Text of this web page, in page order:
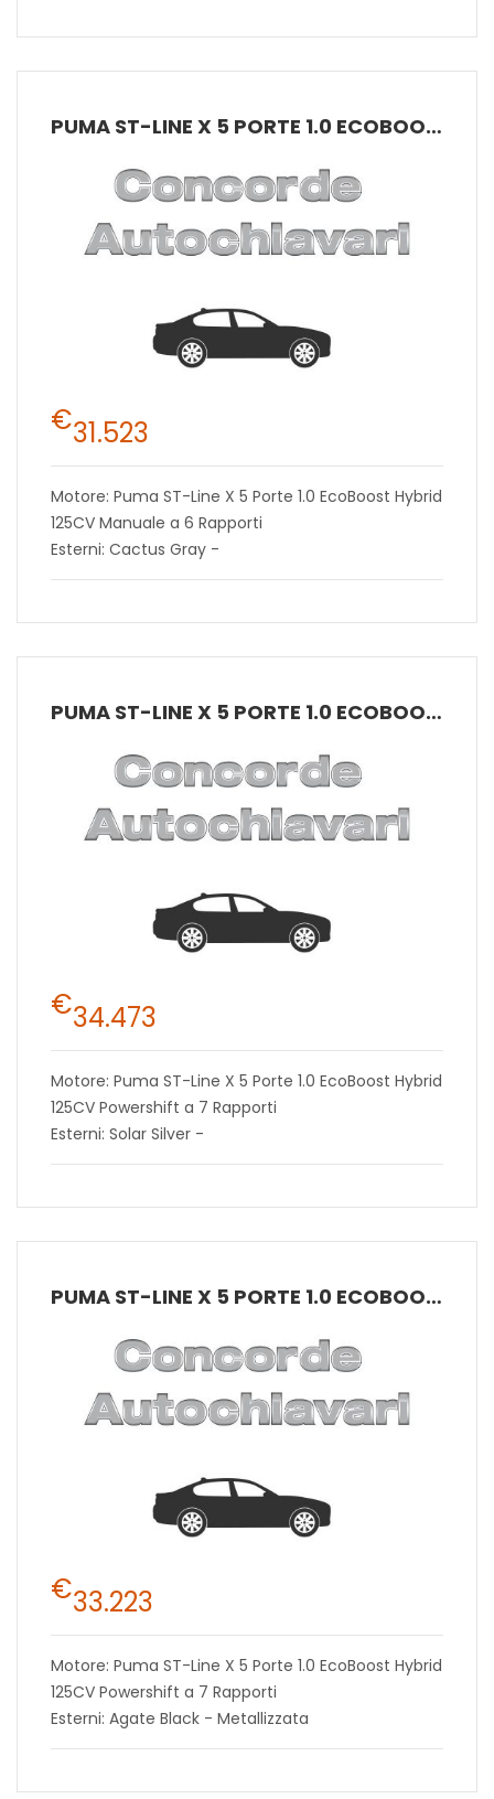
PUMA ST-LINE X 5 PORTE 1.0 ECOBOOST HYBRID 125CV MANUALE A 6 RAPPORTI
€31.523
Motore: Puma ST-Line X 5 Porte 1.0 EcoBoost Hybrid
125CV Manuale a 6 Rapporti
Esterni: Cactus Gray -
PUMA ST-LINE X 5 PORTE 1.0 ECOBOOST HYBRID 125CV POWERSHIFT A 7 RAPPORTI
€34.473
Motore: Puma ST-Line X 5 Porte 1.0 EcoBoost Hybrid
125CV Powershift a 7 Rapporti
Esterni: Solar Silver -
PUMA ST-LINE X 5 PORTE 1.0 ECOBOOST HYBRID 125CV POWERSHIFT A 7 RAPPORTI
€33.223
Motore: Puma ST-Line X 5 Porte 1.0 EcoBoost Hybrid
125CV Powershift a 7 Rapporti
Esterni: Agate Black - Metallizzata